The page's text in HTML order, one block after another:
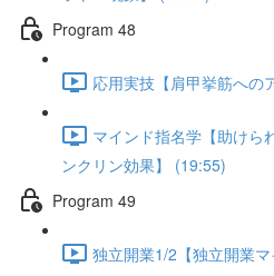
Program 48
応用実技【肩甲挙筋への
マインド指名学【助け
ンクリン効果】 (19:55)
Program 49
独立開業1/2【独立開業